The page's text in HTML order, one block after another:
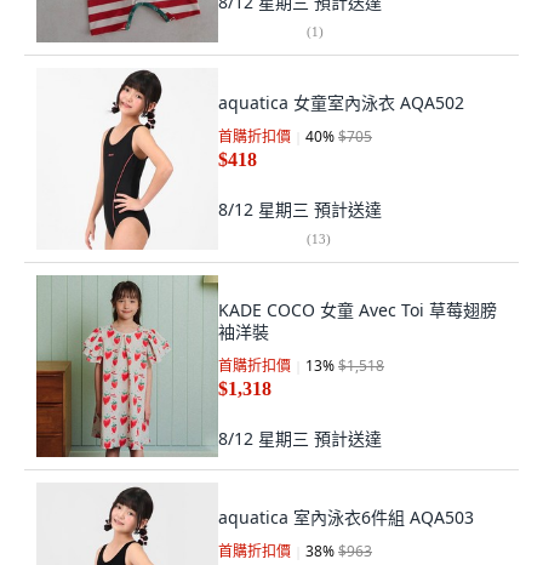
(1)
aquatica 女童室內泳衣 AQA502
首購折扣價 40%$705
$418
8/12 星期三 預計送達
(13)
KADE COCO 女童 Avec Toi 草莓翅膀
袖洋裝
首購折扣價 13%$1,518
$1,318
8/12 星期三 預計送達
aquatica 室內泳衣6件組 AQA503
首購折扣價 38%$963